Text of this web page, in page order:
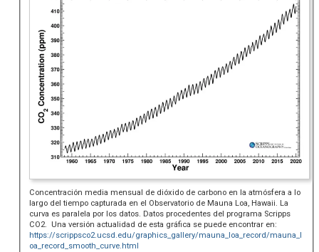
Concentración media mensual de dióxido de carbono en la atmósfera a lo
largo del tiempo capturada en el Observatorio de Mauna Loa, Hawaii. La
curva es paralela por los datos. Datos procedentes del programa Scripps
CO2. Una versión actualidad de esta gráfica se puede encontrar en:
https://scrippsco2.ucsd.edu/graphics_gallery/mauna_loa_record/mauna_l
oa_record_smooth_curve.html